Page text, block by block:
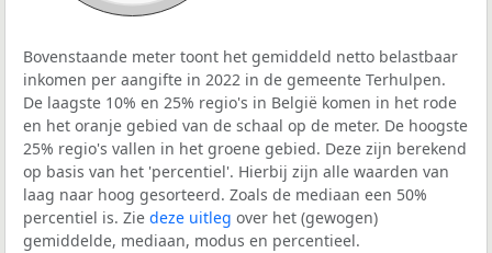
Bovenstaande meter toont het gemiddeld netto belastbaar
inkomen per aangifte in 2022 in de gemeente Terhulpen.
De laagste 10% en 25% regio's in België komen in het rode
en het oranje gebied van de schaal op de meter. De hoogste
25% regio's vallen in het groene gebied. Deze zijn berekend
op basis van het 'percentiel'. Hierbij zijn alle waarden van
laag naar hoog gesorteerd. Zoals de mediaan een 50%
percentiel is. Zie deze uitleg over het (gewogen)
gemiddelde, mediaan, modus en percentieel.